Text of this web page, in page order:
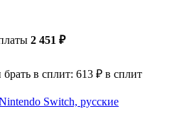
2 451 ₽
в сплит: 613 ₽ в сплит
Switch, русские